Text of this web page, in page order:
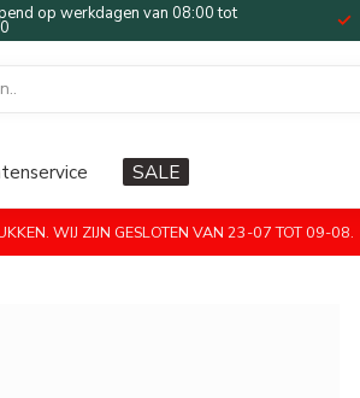
op werkdagen van 08:00 tot
SALE
WIJ ZIJN GESLOTEN VAN 23-07 TOT 09-08.